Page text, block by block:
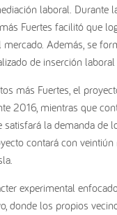
laboral. Durante
Fuertes facilitó que
Además, se
de inserción
más Fuertes, el
2016, mientras que
la demanda de
contará con
experimental
donde los propios